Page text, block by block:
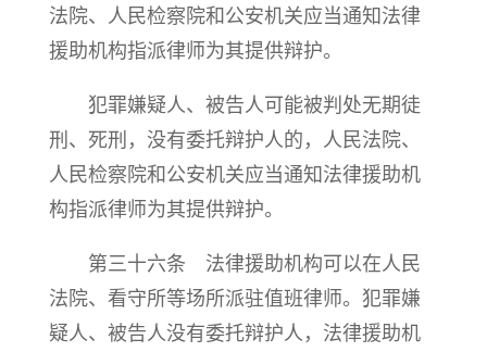
法院、人民检察院和公安机关应当通知法律
援助机构指派律师为其提供辩护。
犯罪嫌疑人、被告人可能被判处无期徒
刑、死刑，没有委托辩护人的，人民法院、
人民检察院和公安机关应当通知法律援助机
构指派律师为其提供辩护。
第三十六条 法律援助机构可以在人民
法院、看守所等场所派驻值班律师。犯罪嫌
疑人、被告人没有委托辩护人，法律援助机